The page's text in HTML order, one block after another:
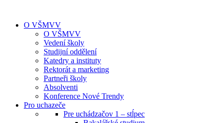
O VŠMVV
O VŠMVV
Vedení školy
Studijní oddělení
Katedry a instituty
Rektorát a marketing
Partneři školy
Absolventi
Konference Nové Trendy
Pro uchazeče
Pre uchádzačov 1 – stĺpec